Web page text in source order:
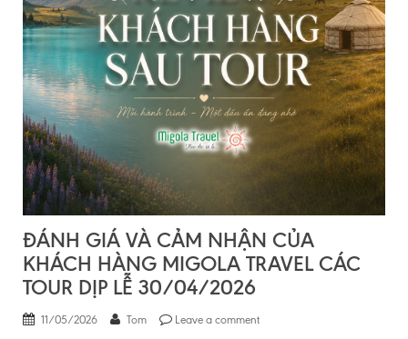
ĐÁNH GIÁ VÀ CẢM NHẬN CỦA
KHÁCH HÀNG MIGOLA TRAVEL CÁC
TOUR DỊP LỄ 30/04/2026
11/05/2026 Tom Leave a comment